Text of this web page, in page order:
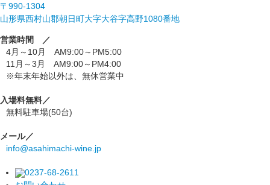
〒990-1304
山形県西村山郡朝日町大字大谷字高野1080番地
営業時間 ／
4月～10月 AM9:00～PM5:00
11月～3月 AM9:00～PM4:00
※年末年始以外は、無休営業中
入場料無料／
無料駐車場(50台)
メール／
info@asahimachi-wine.jp
0237-68-2611